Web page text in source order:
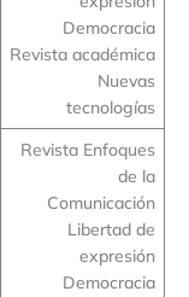
Democracia
Revista académica
Nuevas
tecnologías
Revista Enfoques
de la
Comunicación
Libertad de
expresión
Democracia